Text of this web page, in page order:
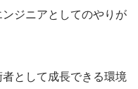
ジニアとしてのやりが
として成長できる環境